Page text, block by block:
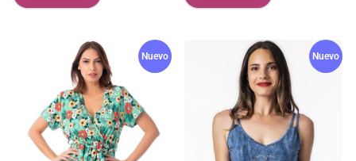
Nuevo Nuevo